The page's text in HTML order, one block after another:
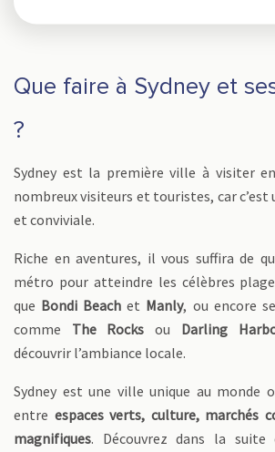
Que faire à Sydney et
?
Sydney est la première ville à visiter en
nombreux visiteurs et touristes, car c’est
et conviviale.
Riche en aventures, il vous suffira de
métro pour atteindre les célèbres
que Bondi Beach et Manly, ou encore
comme The Rocks ou Darling
découvrir l’ambiance locale.
Sydney est une ville unique au monde
entre espaces verts, culture, marchés
magnifiques. Découvrez dans la